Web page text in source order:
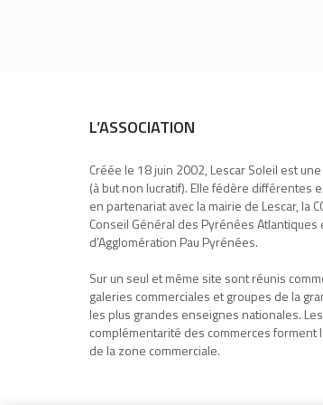
L’ASSOCIATION
Créée le 18 juin 2002, Lescar Soleil est
(à but non lucratif). Elle fédère différentes
en partenariat avec la mairie de Lescar, la
Conseil Général des Pyrénées Atlantiques
d’Agglomération Pau Pyrénées.
Sur un seul et même site sont réunis
galeries commerciales et groupes de la
les plus grandes enseignes nationales.
complémentarité des commerces forment
de la zone commerciale.